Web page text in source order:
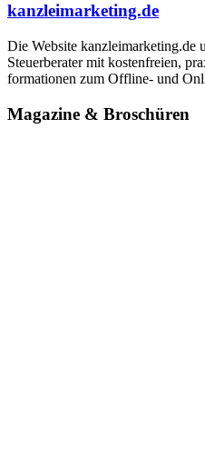
kanzleimarketing.de
Die Website kanzleimarketing.de
Steuerberater mit kostenfreien,
formationen zum Offline- und
Magazine & Broschüren